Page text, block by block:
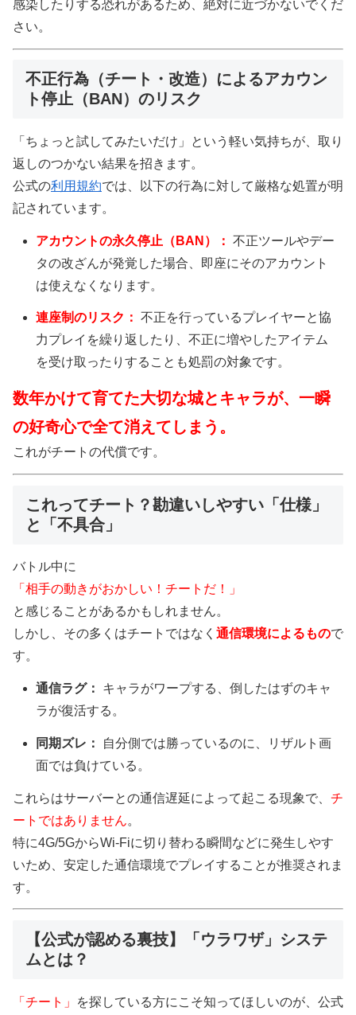
感染したりする恐れがあるため、絶対に近づかないでくだ
さい。
不正行為（チート・改造）によるアカウン
ト停止（BAN）のリスク
「ちょっと試してみたいだけ」という軽い気持ちが、取り
返しのつかない結果を招きます。
公式の利用規約では、以下の行為に対して厳格な処置が明
記されています。
アカウントの永久停止（BAN）： 不正ツールやデー
タの改ざんが発覚した場合、即座にそのアカウント
は使えなくなります。
連座制のリスク： 不正を行っているプレイヤーと協
力プレイを繰り返したり、不正に増やしたアイテム
を受け取ったりすることも処罰の対象です。
数年かけて育てた大切な城とキャラが、一瞬
の好奇心で全て消えてしまう。
これがチートの代償です。
これってチート？勘違いしやすい「仕様」
と「不具合」
バトル中に
「相手の動きがおかしい！チートだ！」
と感じることがあるかもしれません。
しかし、その多くはチートではなく 通信環境によるもので
す。
通信ラグ：
キャラがワープする、倒したはずのキャ
ラが復活する。
同期ズレ：
自分側では勝っているのに、リザルト画
面では負けている。
これらはサーバーとの通信遅延によって起こる現象で、 チ
ートではありません。
特に4G/5GからWi-Fiに切り替わる瞬間などに発生しやす
いため、安定した通信環境でプレイすることが推奨されま
す。
【公式が認める裏技】「ウラワザ」システ
ムとは？
「チート」
を探している方にこそ知ってほしいのが、公式